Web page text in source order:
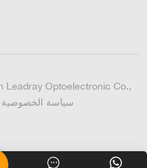
سياسة الخصوصية